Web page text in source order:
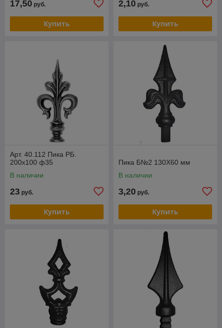
17,50 руб.
Купить
2,10 руб.
Купить
Арт. 40.112 Пика РБ.
200х100 ф35
В наличии
23 руб.
Купить
Пика Б№2 130Х60 мм
В наличии
3,20 руб.
Купить